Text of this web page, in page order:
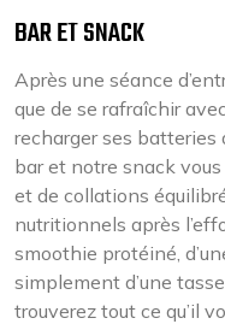
BAR ET SNACK
Après une séance
que de se rafraîchir
recharger ses batteries
bar et notre snack
et de collations
nutritionnels après
smoothie protéiné,
simplement d’une
trouverez tout ce qu’il